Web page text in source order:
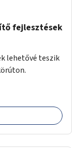
fejlesztések
lehetővé teszik